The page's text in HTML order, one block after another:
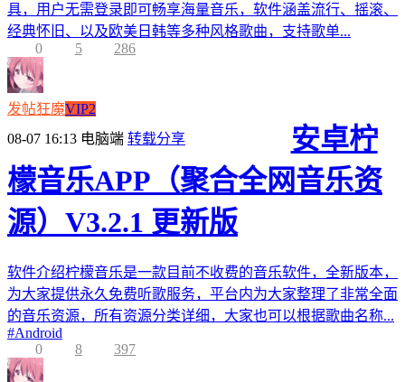
具，用户无需登录即可畅享海量音乐，软件涵盖流行、摇滚、
经典怀旧、以及欧美日韩等多种风格歌曲，支持歌单...
0
5 286
发帖狂魔VIP2
08-07 16:13 电脑端 转载分享
安卓柠
檬音乐APP（聚合全网音乐资
源）V3.2.1 更新版
软件介绍柠檬音乐是一款目前不收费的音乐软件，全新版本，
为大家提供永久免费听歌服务，平台内为大家整理了非常全面
的音乐资源，所有资源分类详细，大家也可以根据歌曲名称...
#Android
0
8 397